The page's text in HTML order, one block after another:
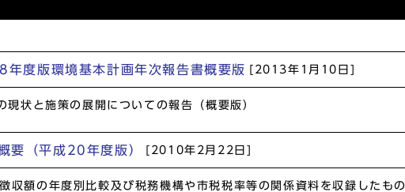
度版環境基本計画年次報告書概要版 [2013年1月10日]
状と施策の展開についての報告（概要版）
要（平成20年度版） [2010年2月22日]
収額の年度別比較及び税務機構や市税税率等の関係資料を収録したもの